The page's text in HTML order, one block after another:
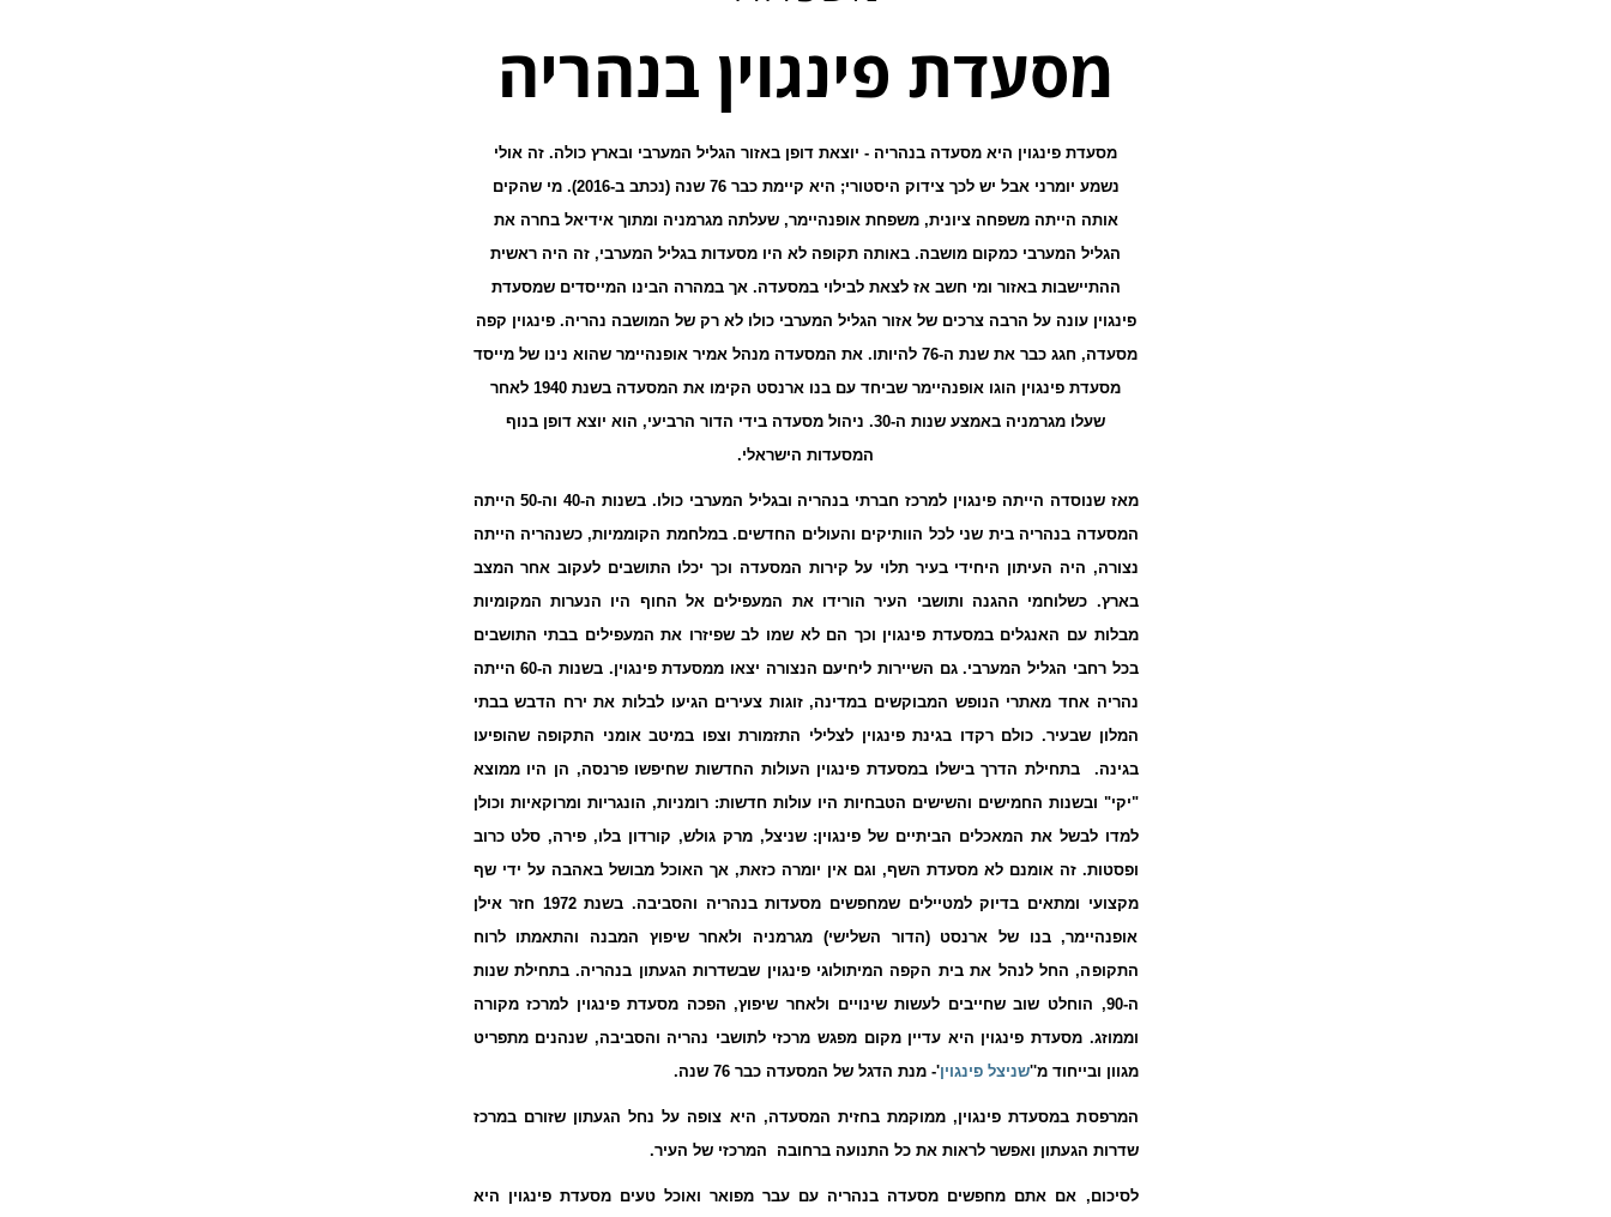
מסעדת פינגוין בנהריה
מסעדת פינגוין היא מסעדה בנהריה - יוצאת דופן באזור הגליל המערבי ובארץ כולה. זה אולי
נשמע יומרני אבל יש לכך צידוק היסטורי; היא קיימת כבר 76 שנה (נכתב ב-2016). מי שהקים
אותה הייתה משפחה ציונית, משפחת אופנהיימר, שעלתה מגרמניה ומתוך אידיאל בחרה את
הגליל המערבי כמקום מושבה. באותה תקופה לא היו מסעדות בגליל המערבי, זה היה ראשית
ההתיישבות באזור ומי חשב אז לצאת לבילוי במסעדה. אך במהרה הבינו המייסדים שמסעדת
פינגוין עונה על הרבה צרכים של אזור הגליל המערבי כולו לא רק של המושבה נהריה.פינגוין קפה
מסעדה, חגג כבר את שנת ה-76 להיותו. את המסעדה מנהל אמיר אופנהיימר שהוא נינו של מייסד
מסעדת פינגוין הוגו אופנהיימר שביחד עם בנו ארנסט הקימו את המסעדה בשנת 1940 לאחר
שעלו מגרמניה באמצע שנות ה-30. ניהול מסעדה בידי הדור הרביעי, הוא יוצא דופן בנוף
המסעדות הישראלי.
מאז שנוסדה הייתה פינגוין למרכז חברתי בנהריה ובגליל המערבי כולו. בשנות ה-40 וה-50 הייתה
המסעדה בנהריה בית שני לכל הוותיקים והעולים החדשים. במלחמת הקוממיות, כשנהריה הייתה
נצורה, היה העיתון היחידי בעיר תלוי על קירות המסעדה וכך יכלו התושבים לעקוב אחר המצב
בארץ. כשלוחמי ההגנה ותושבי העיר הורידו את המעפילים אל החוף היו הנערות המקומיות
מבלות עם האנגלים במסעדת פינגוין וכך הם לא שמו לב שפיזרו את המעפילים בבתי התושבים
בכל רחבי הגליל המערבי. גם השיירות ליחיעם הנצורה יצאו ממסעדת פינגוין.
בשנות ה-60 הייתה
נהריה אחד מאתרי הנופש המבוקשים במדינה, זוגות צעירים הגיעו לבלות את ירח הדבש בבתי
המלון שבעיר. כולם רקדו בגינת פינגוין לצלילי התזמורת וצפו במיטב אומני התקופה שהופיעו
בגינה. בתחילת הדרך בישלו במסעדת פינגוין העולות החדשות שחיפשו פרנסה, הן היו ממוצא
"יקי" ובשנות החמישים והשישים הטבחיות היו עולות חדשות: רומניות, הונגריות ומרוקאיות וכולן
למדו לבשל את המאכלים הביתיים של פינגוין: שניצל, מרק גולש, קורדון בלו, פירה, סלט כרוב
ופסטות. זה אומנם לא מסעדת השף, וגם אין יומרה כזאת, אך האוכל מבושל באהבה על ידי שף
מקצועי ומתאים בדיוק למטיילים שמחפשים מסעדות בנהריה והסביבה.
בשנת 1972 חזר אילן
אופנהיימר, בנו של ארנסט (הדור השלישי) מגרמניה ולאחר שיפוץ המבנה והתאמתו לרוח
התקופה, החל לנהל את בית הקפה המיתולוגי פינגוין שבשדרות הגעתון בנהריה. בתחילת שנות
ה-90, הוחלט שוב שחייבים לעשות שינויים ולאחר שיפוץ, הפכה מסעדת פינגוין למרכז מקורה
וממוזג. מסעדת פינגוין היא עדיין מקום מפגש מרכזי לתושבי נהריה והסביבה, שנהנים מתפריט
מגוון ובייחוד מ''שניצל פינגוין'- מנת הדגל של המסעדה כבר 76 שנה.
המרפסת במסעדת פינגוין, ממוקמת בחזית המסעדה, היא צופה על נחל הגעתון שזורם במרכז
שדרות הגעתון ואפשר לראות את כל התנועה ברחובה המרכזי של העיר.
לסיכום, אם אתם מחפשים מסעדה בנהריה עם עבר מפואר ואוכל טעים מסעדת פינגוין היא